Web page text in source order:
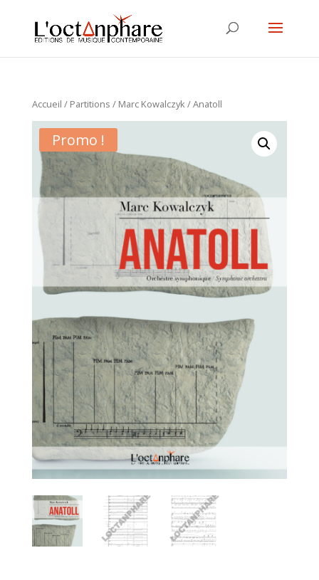
Accueil / Partitions / Marc Kowalczyk / Anatoll
Promo !